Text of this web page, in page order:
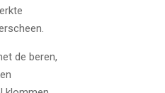
de beren,